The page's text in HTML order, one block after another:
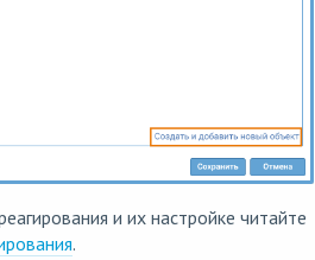
и их настройке читайте
.